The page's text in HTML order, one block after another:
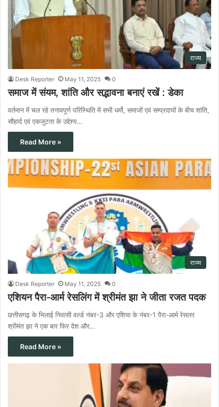
राज्य
Desk Reporter May 11, 2025 0
समाज में संयम, शांति और सद्भावना बनाएं रखें : डेका
वर्तमान में चल रहे तनावपूर्ण परिस्थिति में सभी धर्मो, समाजों एवं सम्प्रदायों के बीच शांति,
सौहार्द एवं एकजुटता के उद्देश्य…
Read More »
राज्य
Desk Reporter May 11, 2025 0
एशियन पैरा-आर्म रेसलिंग में श्रीमंत झा ने जीता रजत पदक
छत्तीसगढ़ के भिलाई निवासी वर्ल्ड नंबर-3 और एशिया के नंबर-1 पैरा-आर्म रेसलर
श्रीमंत झा ने एक बार फिर देश और…
Read More »